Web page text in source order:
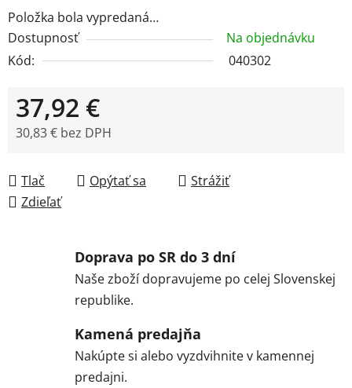
Položka bola vypredaná…
Dostupnosť
Na objednávku
Kód:
040302
37,92 €
30,83 € bez DPH
Tlač
Opýtať sa
Strážiť
Zdieľať
Doprava po SR do 3 dní
Naše zboží dopravujeme po celej Slovenskej
republike.
Kamená predajňa
Nakúpte si alebo vyzdvihnite v kamennej
predajni.